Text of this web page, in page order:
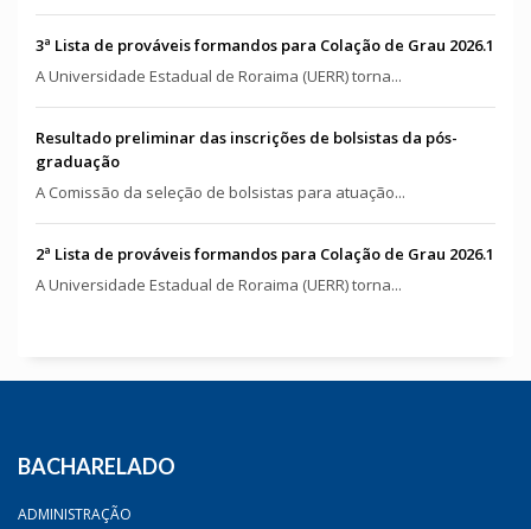
3ª Lista de prováveis formandos para Colação de Grau 2026.1
A Universidade Estadual de Roraima (UERR) torna...
Resultado preliminar das inscrições de bolsistas da pós-
graduação
A Comissão da seleção de bolsistas para atuação...
2ª Lista de prováveis formandos para Colação de Grau 2026.1
A Universidade Estadual de Roraima (UERR) torna...
BACHARELADO
ADMINISTRAÇÃO